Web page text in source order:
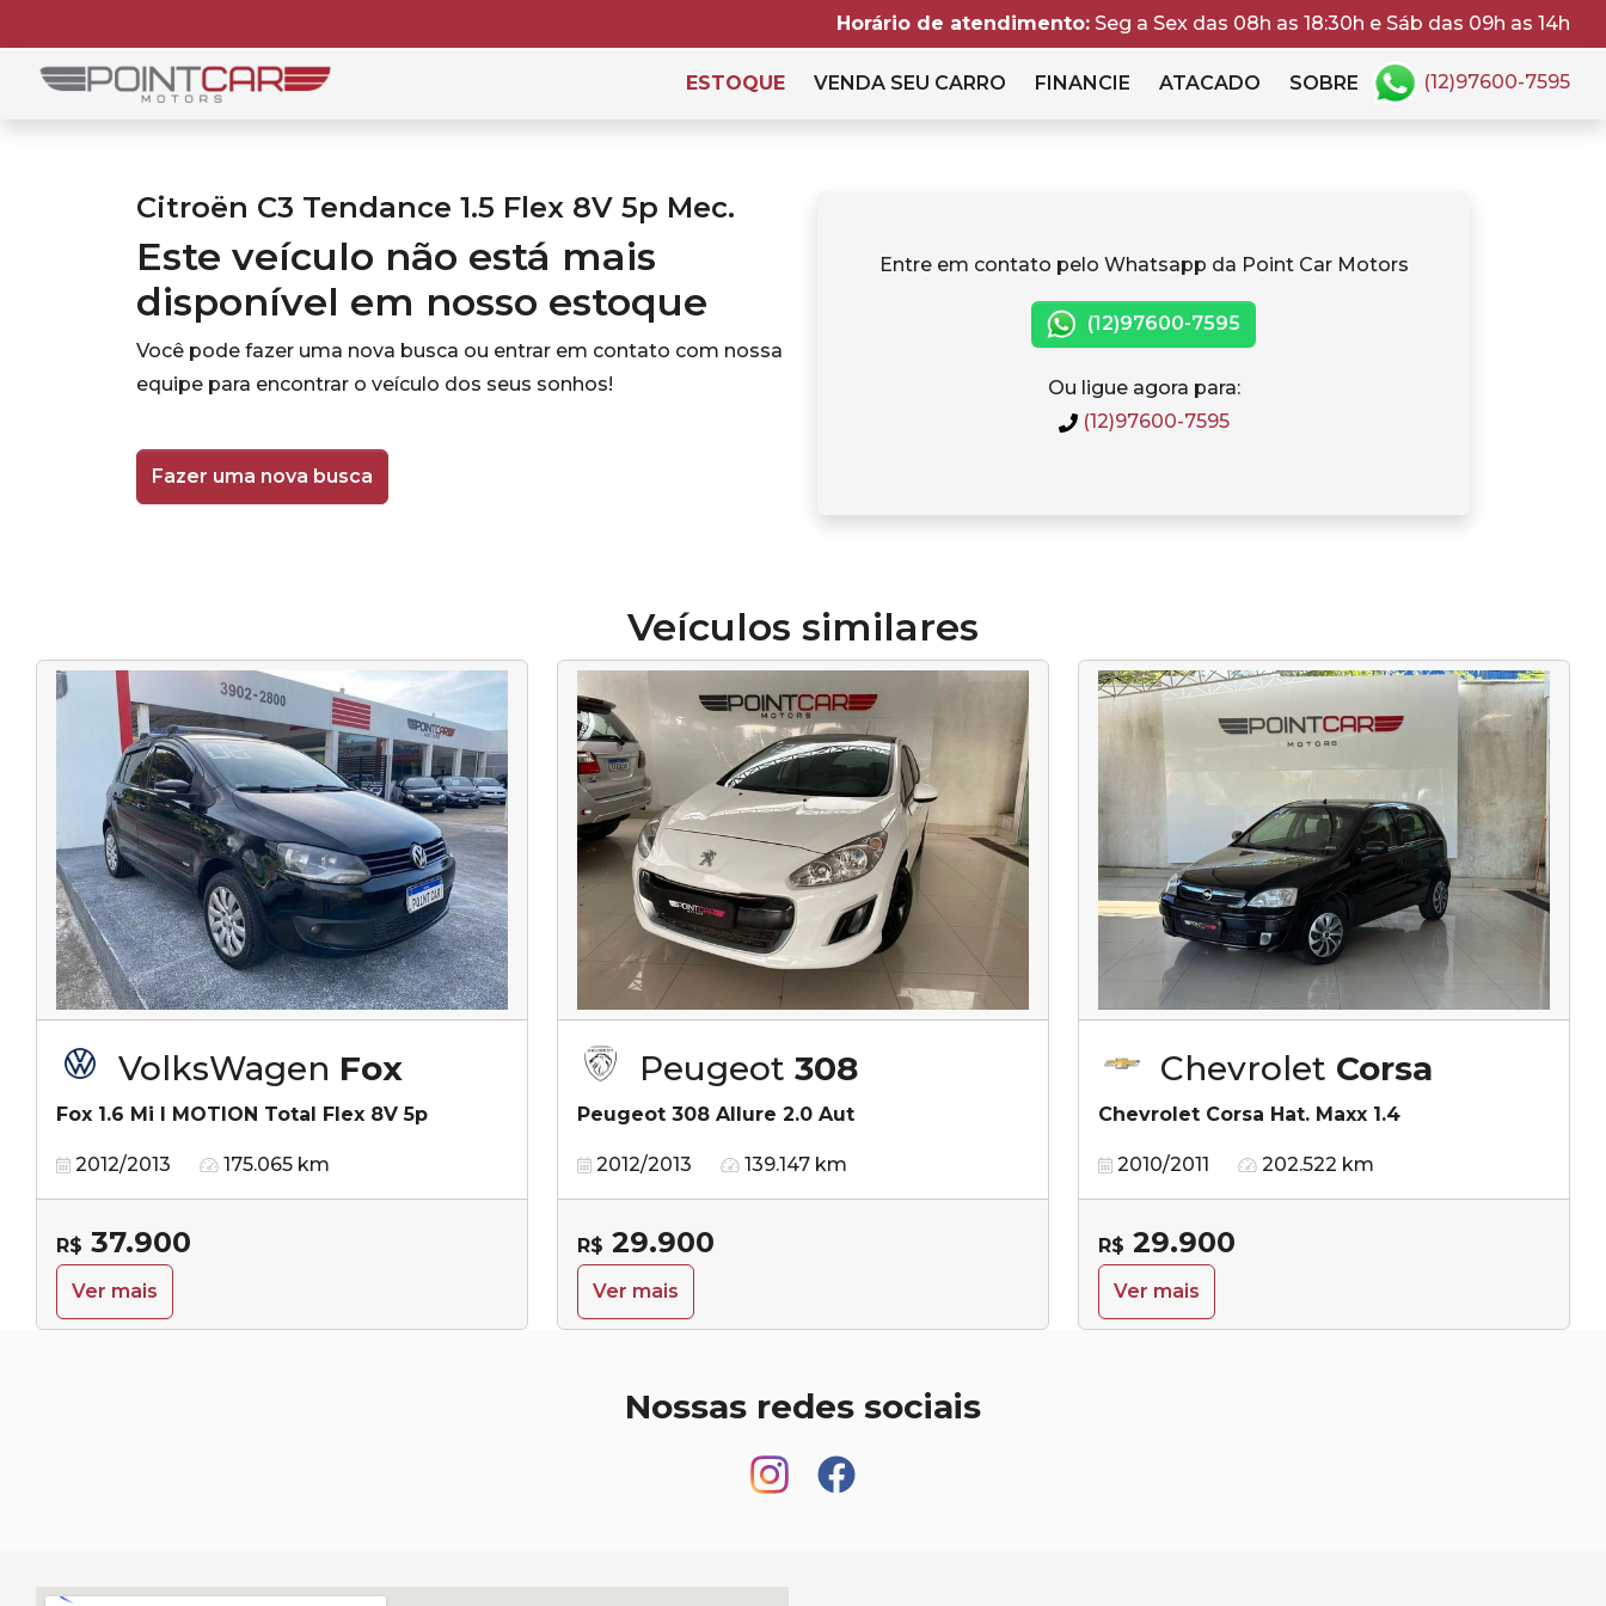
Horário de atendimento: Seg a Sex das 08h as 18:30h e Sáb das 09h as 14h
ESTOQUE VENDA SEU CARRO FINANCIE ATACADO SOBRE (12)97600-7595
Citroën C3 Tendance 1.5 Flex 8V 5p Mec.
Este veículo não está mais
disponível em nosso estoque
Você pode fazer uma nova busca ou entrar em contato com nossa
equipe para encontrar o veículo dos seus sonhos!
Fazer uma nova busca
Entre em contato pelo Whatsapp da Point Car Motors
(12)97600-7595
Ou ligue agora para:
(12)97600-7595
Veículos similares
VolksWagen Fox
Fox 1.6 Mi I MOTION Total Flex 8V 5p
2012/2013 175.065 km
R$ 37.900
Ver mais
Peugeot 308
Peugeot 308 Allure 2.0 Aut
2012/2013 139.147 km
R$ 29.900
Ver mais
Chevrolet Corsa
Chevrolet Corsa Hat. Maxx 1.4
2010/2011 202.522 km
R$ 29.900
Ver mais
Nossas redes sociais